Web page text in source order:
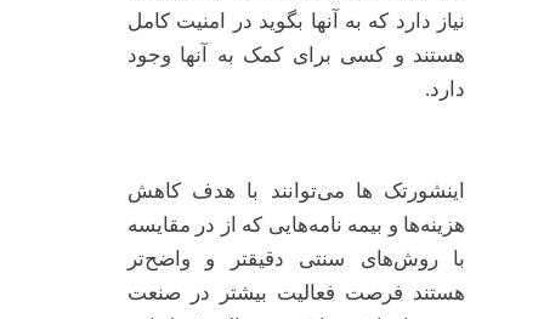
نیاز دارد که به آنها بگوید در امنیت کامل
هستند و کسی برای کمک به آنها وجود
دارد.
اینشورتک ها می‌توانند با هدف کاهش
هزینه‌ها و بیمه نامه‌هایی که از در مقایسه
با روش‌های سنتی دقیقتر و واضح‌تر
هستند فرصت فعالیت بیشتر در صنعت